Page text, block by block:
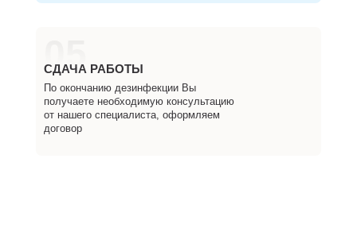
05
СДАЧА РАБОТЫ
По окончанию дезинфекции Вы
получаете необходимую консультацию
от нашего специалиста, оформляем
договор